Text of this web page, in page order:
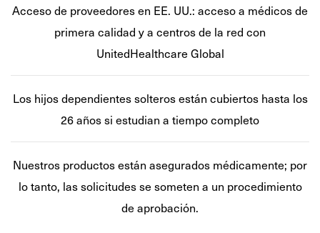
Acceso de proveedores en EE. UU.: acceso a médicos de
primera calidad y a centros de la red con
UnitedHealthcare Global
Los hijos dependientes solteros están cubiertos hasta los
26 años si estudian a tiempo completo
Nuestros productos están asegurados médicamente; por
lo tanto, las solicitudes se someten a un procedimiento
de aprobación.